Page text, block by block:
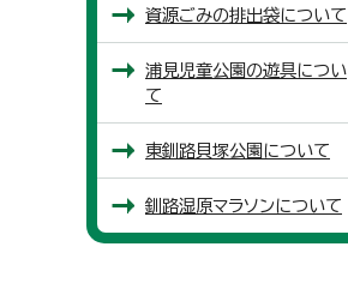
資源ごみの排出袋について
浦見児童公園の遊具につい
て
東釧路貝塚公園について
釧路湿原マラソンについて